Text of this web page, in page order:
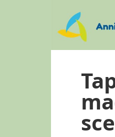
main
primary
footer